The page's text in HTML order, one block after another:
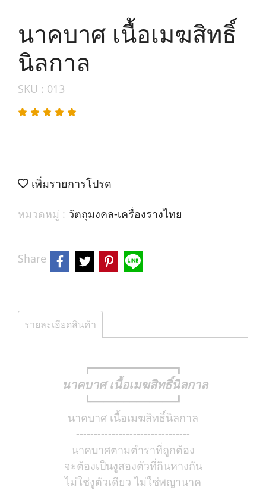
นาคบาศ เนื้อเมฆสิทธิ์
นิลกาล
SKU : 013
เพิ่มรายการโปรด
หมวดหมู่ : วัตถุมงคล-เครื่องรางไทย
Share
รายละเอียดสินค้า
┏━━━━━━━━━━━━━┓
นาคบาศ เนื้อเมฆสิทธิ์นิลกาล
┗━━━━━━━━━━━━━┛
นาคบาศ เนื้อเมฆสิทธิ์นิลกาล
--------------------------------
นาคบาศตามตำราที่ถูกต้อง
จะต้องเป็นงูสองตัวที่กินหางกัน
ไม่ใช่งูตัวเดียว ไม่ใช่พญานาค